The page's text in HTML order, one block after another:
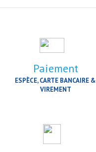
Paiement
ESPÈCE, CARTE BANCAIRE &
VIREMENT